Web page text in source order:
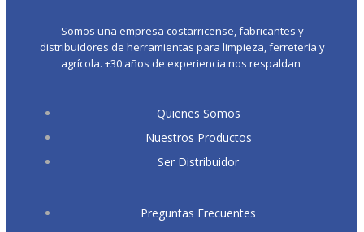
Somos una empresa costarricense, fabricantes y
distribuidores de herramientas para limpieza, ferretería y
agrícola. +30 años de experiencia nos respaldan
Quienes Somos
Nuestros Productos
Ser Distribuidor
Preguntas Frecuentes